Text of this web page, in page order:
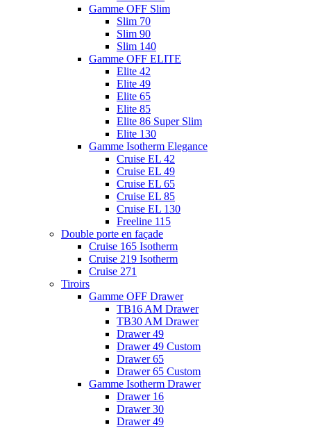
Gamme OFF Slim
Slim 70
Slim 90
Slim 140
Gamme OFF ELITE
Elite 42
Elite 49
Elite 65
Elite 85
Elite 86 Super Slim
Elite 130
Gamme Isotherm Elegance
Cruise EL 42
Cruise EL 49
Cruise EL 65
Cruise EL 85
Cruise EL 130
Freeline 115
Double porte en façade
Cruise 165 Isotherm
Cruise 219 Isotherm
Cruise 271
Tiroirs
Gamme OFF Drawer
TB16 AM Drawer
TB30 AM Drawer
Drawer 49
Drawer 49 Custom
Drawer 65
Drawer 65 Custom
Gamme Isotherm Drawer
Drawer 16
Drawer 30
Drawer 49